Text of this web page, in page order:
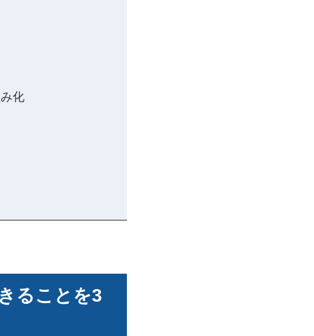
化
ることを3